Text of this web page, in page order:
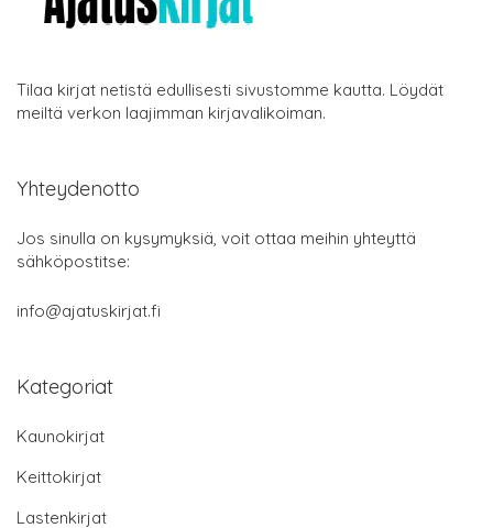
Tilaa kirjat netistä edullisesti sivustomme kautta. Löydät
meiltä verkon laajimman kirjavalikoiman.
Yhteydenotto
Jos sinulla on kysymyksiä, voit ottaa meihin yhteyttä
sähköpostitse:
info@ajatuskirjat.fi
Kategoriat
Kaunokirjat
Keittokirjat
Lastenkirjat